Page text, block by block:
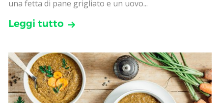
una fetta di pane grigliato e un uovo...
Leggi tutto